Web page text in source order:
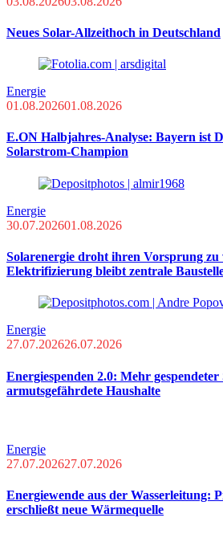
Neues Solar-Allzeithoch in Deutschland
Energie
01.08.202601.08.2026
E.ON Halbjahres-Analyse: Bayern ist
Solarstrom-Champion
Energie
30.07.202601.08.2026
Solarenergie droht ihren Vorsprung zu
Elektrifizierung bleibt zentrale
Energie
27.07.202626.07.2026
Energiespenden 2.0: Mehr
armutsgefährdete Haushalte
Energie
27.07.202627.07.2026
Energiewende aus der Wasserleitung:
erschließt neue Wärmequelle